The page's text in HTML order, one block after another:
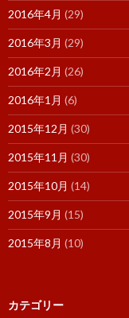
2016年4月 (29)
2016年3月 (29)
2016年2月 (26)
2016年1月 (6)
2015年12月 (30)
2015年11月 (30)
2015年10月 (14)
2015年9月 (15)
2015年8月 (10)
カテゴリー